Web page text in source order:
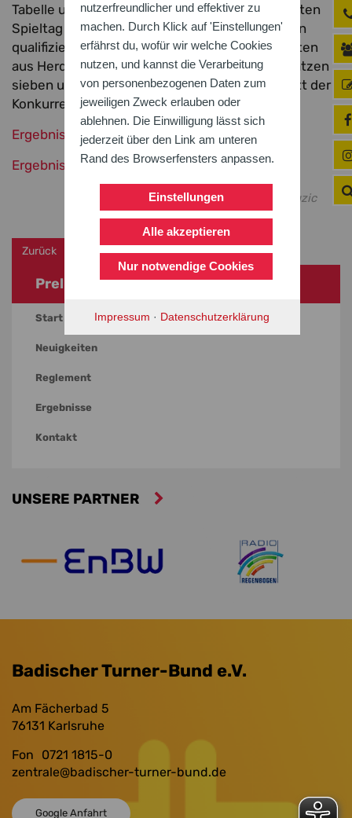
nutzerfreundlicher und effektiver zu
machen. Durch Klick auf 'Einstellungen'
erfährst du, wofür wir welche Cookies
nutzen, und kannst die Verarbeitung
von personenbezogenen Daten zum
jeweiligen Zweck erlauben oder
ablehnen. Die Einwilligung lässt sich
jederzeit über den Link am unteren
Rand des Browserfensters anpassen.
Einstellungen
Alle akzeptieren
Nur notwendige Cookies
Impressum · Datenschutzerklärung
Tabelle und könnten mit einem sehr guten letzten
Spieltag in Zeilhard sich noch für die Deutschen
qualifizieren. Die jungen Freiburger Mannschaften
aus Herdern und St.Georgen liegen auf den Plätzen
sieben und acht und kommen Schritt für Schritt der
Konkurrenz näher.
Ergebnisse und Tabelle Frauen
Ergebnisse und Tabelle Männer
Text G. Abrecht / Foto L. Duzic
Zurück
Prellball
Start / Termine
Neuigkeiten
Reglement
Ergebnisse
Kontakt
UNSERE PARTNER
Badischer Turner-Bund e.V.
Am Fächerbad 5
76131 Karlsruhe
Fon
0721 1815-0
zentrale@badischer-turner-bund.de
Google Anfahrt